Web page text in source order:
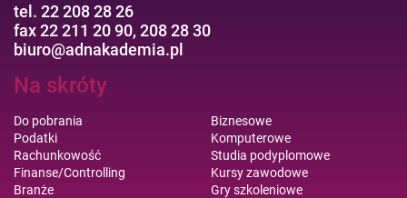
tel. 22 208 28 26
fax 22 211 20 90, 208 28 30
biuro@adnakademia.pl
Na skróty
Do pobrania
Podatki
Rachunkowość
Finanse/Controlling
Branże
Biznesowe
Komputerowe
Studia podyplomowe
Kursy zawodowe
Gry szkoleniowe